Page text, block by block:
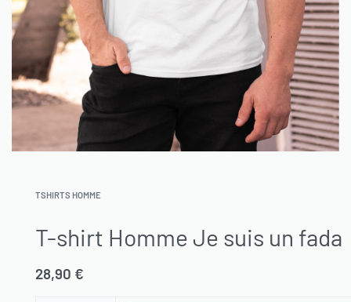
TSHIRTS HOMME
T-shirt Homme Je suis un fada
28,90 €